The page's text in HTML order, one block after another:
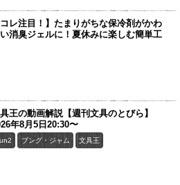
コレ注目！】たまりがちな保冷剤がかわ
消臭ジェルに！夏休みに楽しむ簡単工
王の動画解説【週刊文具のとびら】
年8月5日20:30〜
ブング・ジャム 文具王